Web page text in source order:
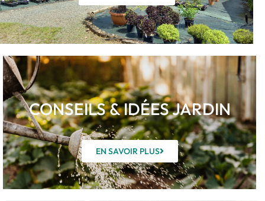
CONSEILS & IDÉES JARDIN
EN SAVOIR PLUS